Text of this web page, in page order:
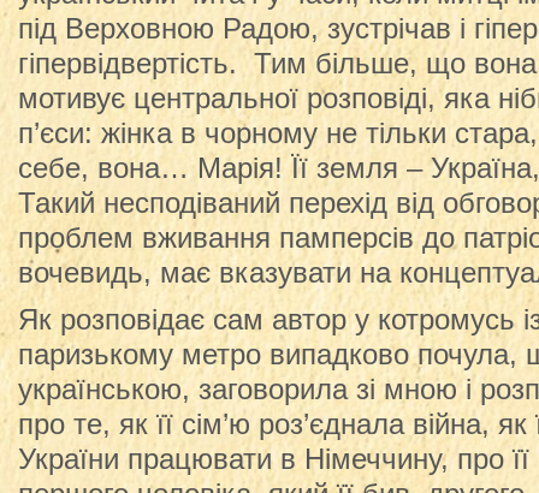
під Верховною Радою, зустрічав і
гіпервідвертість. Тим більше, що
мотивує центральної розповіді, яка
п’єси: жінка в чорному не тільки
себе, вона… Марія! Її земля –
Такий несподіваний перехід від
проблем вживання памперсів до
вочевидь, має вказувати на
Як розповідає сам автор у котромусь
паризькому метро випадково
українською, заговорила зі мною і
про те, як її сім’ю роз’єднала війна,
України працювати в Німеччину, про